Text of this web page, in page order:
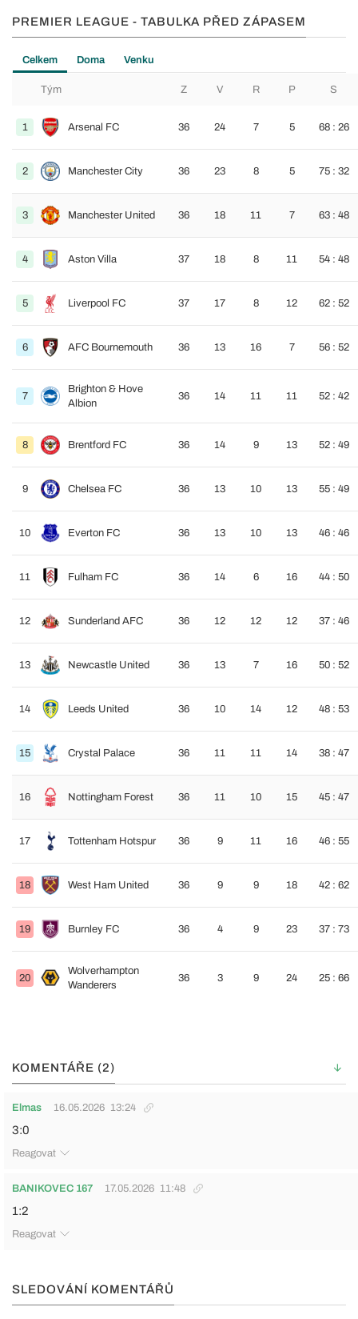
PREMIER LEAGUE - TABULKA PŘED ZÁPASEM
Celkem Doma Venku
Tým Z V R P S
1 Arsenal FC 36 24 7 5 68 : 26
2 Manchester City 36 23 8 5 75 : 32
3 Manchester United 36 18 11 7 63 : 48
4 Aston Villa 37 18 8 11 54 : 48
5 Liverpool FC 37 17 8 12 62 : 52
6 AFC Bournemouth 36 13 16 7 56 : 52
7
Brighton & Hove
Albion
36 14 11 11 52 : 42
8 Brentford FC 36 14 9 13 52 : 49
9 Chelsea FC 36 13 10 13 55 : 49
10 Everton FC 36 13 10 13 46 : 46
11 Fulham FC 36 14 6 16 44 : 50
12 Sunderland AFC 36 12 12 12 37 : 46
13 Newcastle United 36 13 7 16 50 : 52
14 Leeds United 36 10 14 12 48 : 53
15 Crystal Palace 36 11 11 14 38 : 47
16 Nottingham Forest 36 11 10 15 45 : 47
17 Tottenham Hotspur 36 9 11 16 46 : 55
18 West Ham United 36 9 9 18 42 : 62
19 Burnley FC 36 4 9 23 37 : 73
20
Wolverhampton
Wanderers
36 3 9 24 25 : 66
KOMENTÁŘE (2)
Elmas 16.05.2026 13:24
3:0
Reagovat
BANIKOVEC 167 17.05.2026 11:48
1:2
Reagovat
SLEDOVÁNÍ KOMENTÁŘŮ